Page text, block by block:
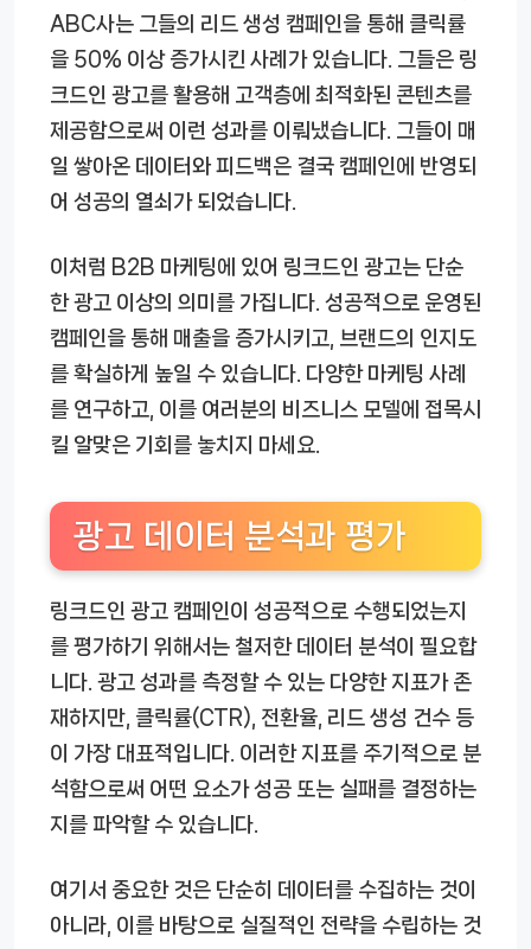
ABC사는 그들의 리드 생성 캠페인을 통해 클릭률
을 50% 이상 증가시킨 사례가 있습니다. 그들은 링
크드인 광고를 활용해 고객층에 최적화된 콘텐츠를
제공함으로써 이런 성과를 이뤄냈습니다. 그들이 매
일 쌓아온 데이터와 피드백은 결국 캠페인에 반영되
어 성공의 열쇠가 되었습니다.
이처럼 B2B 마케팅에 있어 링크드인 광고는 단순
한 광고 이상의 의미를 가집니다. 성공적으로 운영된
캠페인을 통해 매출을 증가시키고, 브랜드의 인지도
를 확실하게 높일 수 있습니다. 다양한 마케팅 사례
를 연구하고, 이를 여러분의 비즈니스 모델에 접목시
킬 알맞은 기회를 놓치지 마세요.
광고 데이터 분석과 평가
링크드인 광고 캠페인이 성공적으로 수행되었는지
를 평가하기 위해서는 철저한 데이터 분석이 필요합
니다. 광고 성과를 측정할 수 있는 다양한 지표가 존
재하지만, 클릭률(CTR), 전환율, 리드 생성 건수 등
이 가장 대표적입니다. 이러한 지표를 주기적으로 분
석함으로써 어떤 요소가 성공 또는 실패를 결정하는
지를 파악할 수 있습니다.
여기서 중요한 것은 단순히 데이터를 수집하는 것이
아니라, 이를 바탕으로 실질적인 전략을 수립하는 것